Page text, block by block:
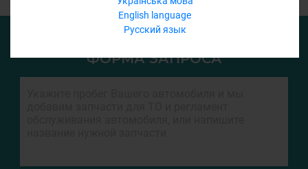
English language
Русский язык
ФОРМА ЗАПРОСА